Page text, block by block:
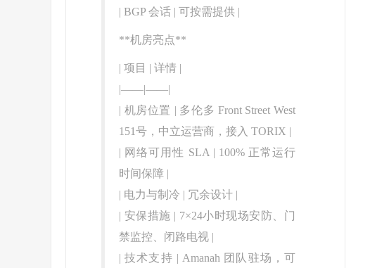
| BGP 会话 | 可按需提供 |
**机房亮点**
| 项目 | 详情 |
|——|——|
| 机房位置 | 多伦多 Front Street West
151号，中立运营商，接入 TORIX |
| 网络可用性 SLA | 100% 正常运行
时间保障 |
| 电力与制冷 | 冗余设计 |
| 安保措施 | 7×24小时现场安防、门
禁监控、闭路电视 |
| 技术支持 | Amanah 团队驻场，可